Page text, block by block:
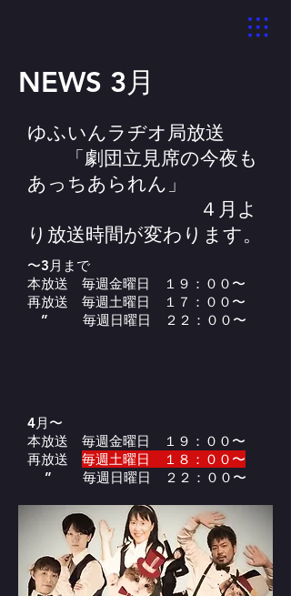
NEWS 3月
ゆふいんラヂオ局放送
「劇団立見席の今夜も
あっちあられん」
４月よ
り放送時間が変わります。
​〜3月まで
本放送 毎週金曜日 １９：００〜
再放送 毎週土曜日 １７：００〜
” 毎週日曜日 ２２：００〜
4月〜
本放送 毎週金曜日 １９：００〜
再放送 毎週土曜日 １８：００〜
” 毎週 日曜日 ２２：００〜